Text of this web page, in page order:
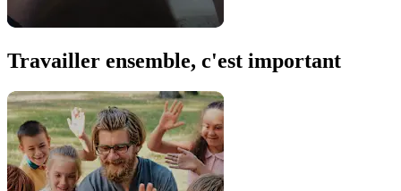
Travailler ensemble, c'est important